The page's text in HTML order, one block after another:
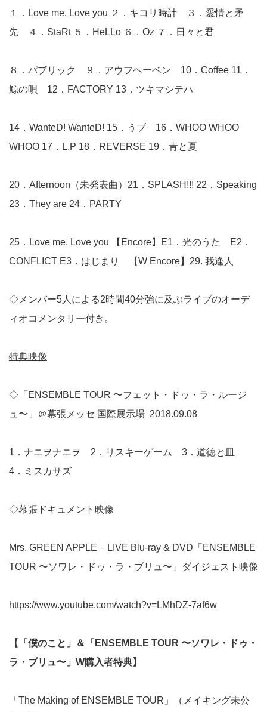
１．Love me, Love you ２．キコリ時計 ３．愛情と矛
先 ４．StaRt ５．HeLLo ６．Oz ７．日々と君
８．パブリック ９．アウフヘーベン 10．Coffee 11．
鯨の唄 12．FACTORY 13．ツキマシテハ
14．WanteD! WanteD! 15．うブ 16．WHOO WHOO
WHOO 17．L.P 18．REVERSE 19．青と夏
20．Afternoon（未発表曲）21．SPLASH!!! 22．Speaking
23．They are 24．PARTY
25．Love me, Love you 【Encore】E1．光のうた E2．
CONFLICT E3．はじまり 【W Encore】29. 我逢人
◇メンバー5人による2時間40分強に及ぶライブのオーデ
ィオコメンタリー付き。
特典映像
◇「ENSEMBLE TOUR 〜フェット・ドゥ・ラ・ルージ
ュ〜」＠幕張メッセ 国際展示場 2018.09.08
1．ナニヲナニヲ 2．リスキーゲーム 3．道徳と皿
4．ミスカサズ
◇幕張ドキュメント映像
Mrs. GREEN APPLE – LIVE Blu-ray & DVD「ENSEMBLE
TOUR 〜ソワレ・ドゥ・ラ・ブリュ〜」ダイジェスト映像
https://www.youtube.com/watch?v=LMhDZ-7af6w
【「僕のこと」＆「ENSEMBLE TOUR 〜ソワレ・ドゥ・
ラ・ブリュ〜」W購入者特典】
「The Making of ENSEMBLE TOUR」（メイキング未公